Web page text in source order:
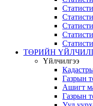
ТӨРИЙН
Үйлчилгээ
Газрын
Ашигт
Газрын